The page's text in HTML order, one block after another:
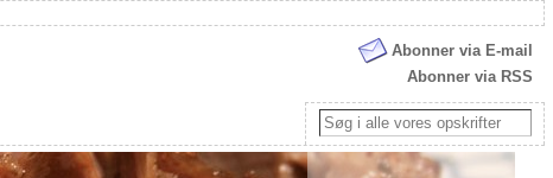
Abonner via E-mail
Abonner via RSS